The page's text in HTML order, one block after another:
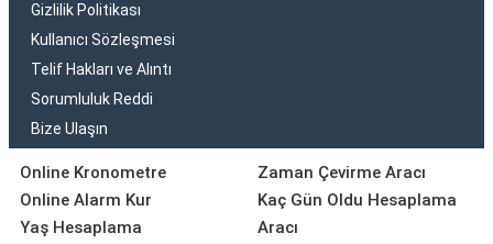
Gizlilik Politikası
Kullanıcı Sözleşmesi
Telif Hakları ve Alıntı
Sorumluluk Reddi
Bize Ulaşın
Online Kronometre
Online Alarm Kur
Yaş Hesaplama
Zaman Çevirme Aracı
Kaç Gün Oldu Hesaplama
Aracı